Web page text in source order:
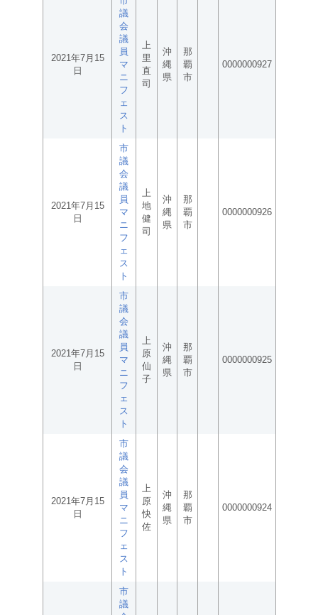
2021年7月15
日
議
会
議
員
マ
ニ
フ
ェ
ス
ト
上
里
直
司
沖
縄
県
那
覇
市
0000000927
2021年7月15
日
市
議
会
議
員
マ
ニ
フ
ェ
ス
ト
上
地
健
司
沖
縄
県
那
覇
市
0000000926
2021年7月15
日
市
議
会
議
員
マ
ニ
フ
ェ
ス
ト
上
原
仙
子
沖
縄
県
那
覇
市
0000000925
2021年7月15
日
市
議
会
議
員
マ
ニ
フ
ェ
ス
ト
上
原
快
佐
沖
縄
県
那
覇
市
0000000924
市
議